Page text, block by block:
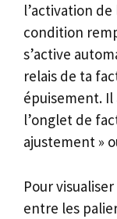
l’activation
condition
s’active
relais de ta
épuisement.
l’onglet de
ajustement »
Pour
entre les